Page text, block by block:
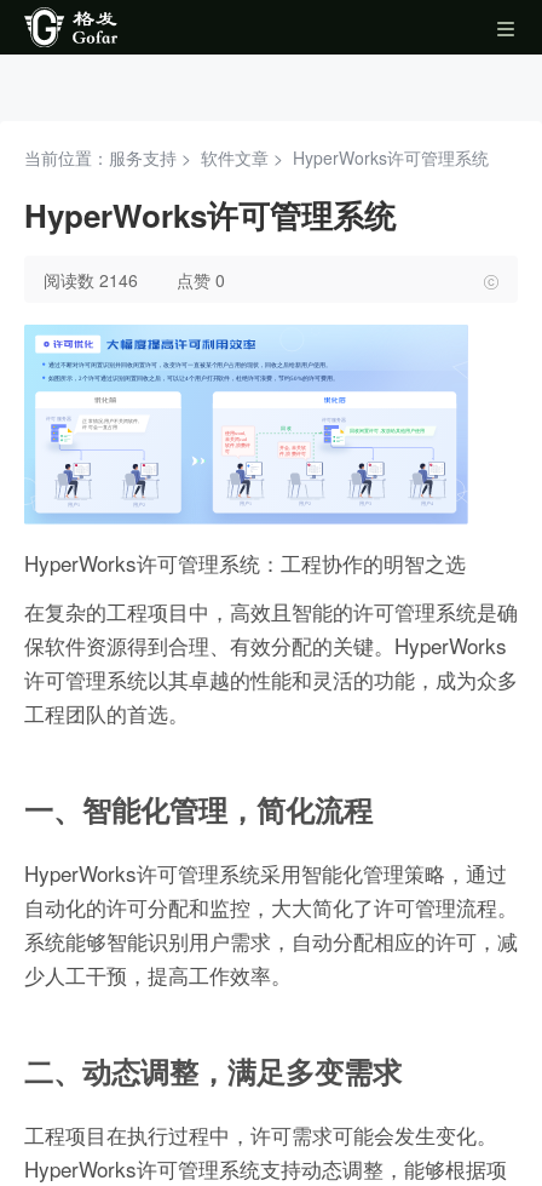
当前位置：服务支持 > 软件文章 > HyperWorks许可管理系统
HyperWorks许可管理系统
阅读数 2146 点赞 0
HyperWorks许可管理系统：工程协作的明智之选
在复杂的工程项目中，高效且智能的许可管理系统是确
保软件资源得到合理、有效分配的关键。HyperWorks
许可管理系统以其卓越的性能和灵活的功能，成为众多
工程团队的首选。
一、智能化管理，简化流程
HyperWorks许可管理系统采用智能化管理策略，通过
自动化的许可分配和监控，大大简化了许可管理流程。
系统能够智能识别用户需求，自动分配相应的许可，减
少人工干预，提高工作效率。
二、动态调整，满足多变需求
工程项目在执行过程中，许可需求可能会发生变化。
HyperWorks许可管理系统支持动态调整，能够根据项